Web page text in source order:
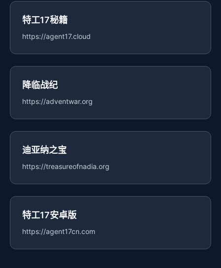
特工17秘籍
https://agent17.cloud
降临战纪
https://adventwar.org
迪亚纳之宝
https://treasureofnadia.org
特工17安卓版
https://agent17cn.com